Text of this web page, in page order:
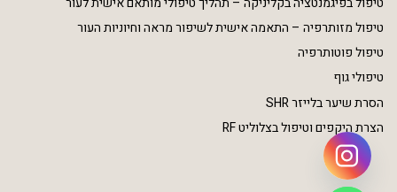
טיפול מזותרפיה – התאמה אישית לשיפור מראה וחיוניות העור
טיפול פוטותרפיה
טיפולי גוף
הסרת שיער בלייזר SHR
הצרת היקפים וטיפול בצלוליט RF